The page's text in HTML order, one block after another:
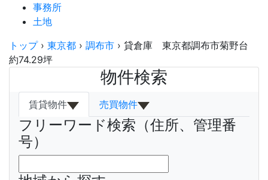
事務所
土地
トップ› 東京都 › 調布市 › 貸倉庫 東京都調布市菊野台
約74.29坪
物件検索
賃貸物件 売買物件
フリーワード検索（住所、管理番
号）